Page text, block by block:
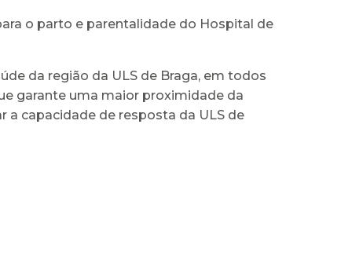
o parto e parentalidade do Hospital de
da região da ULS de Braga, em todos
garante uma maior proximidade da
a capacidade de resposta da ULS de